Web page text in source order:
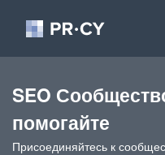
SEO
помогайте
Присоединяйтесь к